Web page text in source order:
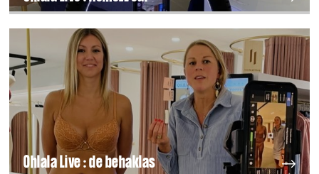
Ohlala Live : de behaklas